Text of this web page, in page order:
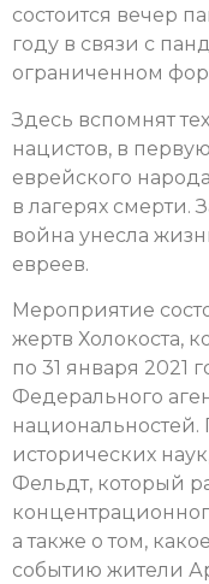
состоится вечер
году в связи с
ограниченном
Здесь вспомнят
нацистов, в
еврейского
в лагерях смерти.
война унесла
евреев.
Мероприятие
жертв Холокоста,
по 31 января 2021
Федерального
национальностей.
исторических
Фельдт, который
а также о том,
событию жители